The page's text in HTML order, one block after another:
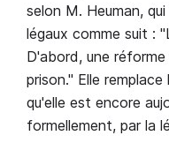
selon M. Heuman,
légaux comme suit :
D'abord, une
prison." Elle
qu'elle est encore
formellement, par la